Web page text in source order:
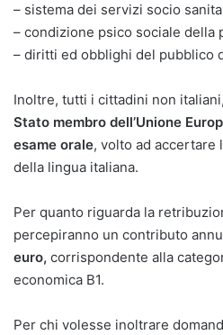
– sistema dei servizi socio
– condizione psico sociale della
– diritti ed obblighi del pubblico
Inoltre, tutti i cittadini non
Stato membro dell’Unione
esame orale, volto ad accertare
della lingua italiana.
Per quanto riguarda la
percepiranno un contributo
euro, corrispondente alla
economica B1.
Per chi volesse inoltrare